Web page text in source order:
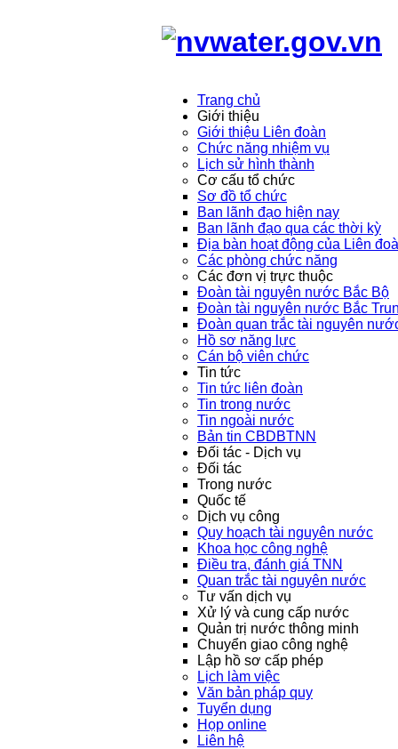
Trang chủ
Giới thiệu
Giới thiệu Liên đoàn
Chức năng nhiệm vụ
Lịch sử hình thành
Cơ cấu tổ chức
Sơ đồ tổ chức
Ban lãnh đạo hiện nay
Ban lãnh đạo qua các thời kỳ
Địa bàn hoạt động của Liên
Các phòng chức năng
Các đơn vị trực thuộc
Đoàn tài nguyên nước Bắc Bộ
Đoàn tài nguyên nước Bắc
Đoàn quan trắc tài nguyên
Hồ sơ năng lực
Cán bộ viên chức
Tin tức
Tin tức liên đoàn
Tin trong nước
Tin ngoài nước
Bản tin CBDBTNN
Đối tác - Dịch vụ
Đối tác
Trong nước
Quốc tế
Dịch vụ công
Quy hoạch tài nguyên nước
Khoa học công nghệ
Điều tra, đánh giá TNN
Quan trắc tài nguyên nước
Tư vấn dịch vụ
Xử lý và cung cấp nước
Quản trị nước thông minh
Chuyển giao công nghệ
Lập hồ sơ cấp phép
Lịch làm việc
Văn bản pháp quy
Tuyển dụng
Họp online
Liên hệ